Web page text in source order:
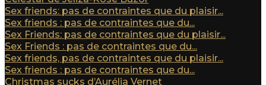
Sex friends: pas de contraintes que du plaisir...
Sex friends : pas de contraintes que du...
Sex Friends: pas de contraintes que du plaisir...
Sex Friends : pas de contraintes que du...
Sex friends, pas de contraintes que du plaisir...
Sex friends : pas de contraintes que du...
Christmas sucks d’Aurélia Vernet